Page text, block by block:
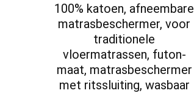
100% katoen, afneembare
matrasbeschermer, voor
traditionele
vloermatrassen, futon-
maat, matrasbeschermer
met ritssluiting, wasbaar